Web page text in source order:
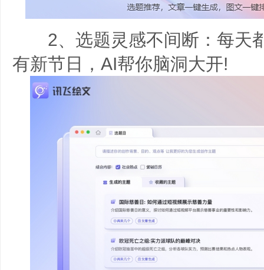
2、选题灵感不间断：每天
有新节日，AI帮你脑洞大开!